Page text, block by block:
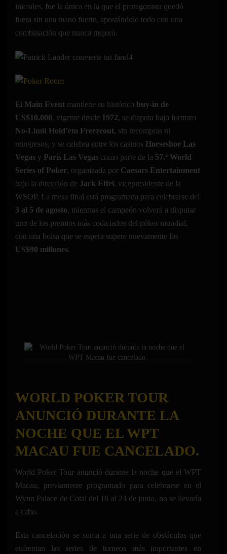
iniciales, fue la única en la que el protagonista quedó
fuera sin una mano fuerte, apostándolo todo con una
combinación que nunca mejoró.
El Main Event mantiene su histórico buy-in de
US$10.000, vigente desde 1972, se disputa bajo formato
No-Limit Hold’em Freezeout, sin recompras ni
reingresos, y se celebra entre los casinos Horseshoe Las
Vegas y Paris Las Vegas como parte de la 57.ª World
Series of Poker, organizada por Caesars Entertainment
bajo la dirección de Jack Effel, vicepresidente de la
WSOP. La mesa final está programada para celebrarse del
3 al 5 de agosto, mientras el campeón volverá a disputar
uno de los premios más codiciados del póker mundial,
con una bolsa que se espera supere nuevamente los
US$90 millones.
WORLD POKER TOUR
ANUNCIÓ DURANTE LA
NOCHE QUE EL WPT
MACAU FUE CANCELADO.
World Poker Tour anunció durante la noche que el WPT
Macau, previamente programado para celebrarse en el
Wynn Palace de Cotai del 18 al 24 de junio, no se llevaría
a cabo.
Esta cancelación se suma a una serie de obstáculos que
enfrentan las series de torneos más importantes en